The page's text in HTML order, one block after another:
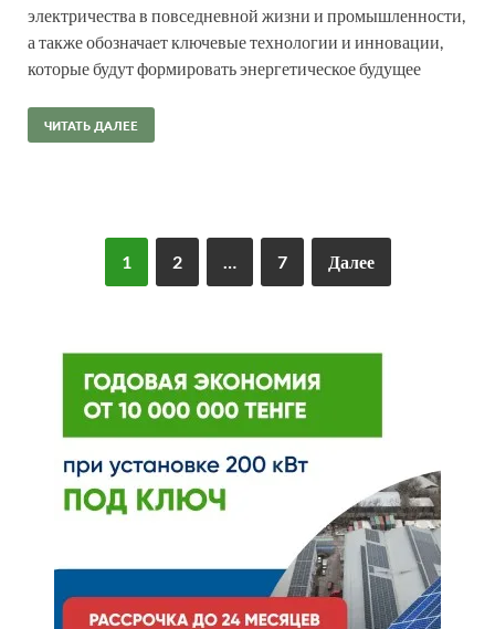
электричества в повседневной жизни и промышленности,
а также обозначает ключевые технологии и инновации,
которые будут формировать энергетическое будущее
ЧИТАТЬ ДАЛЕЕ
1 2 … 7 Далее